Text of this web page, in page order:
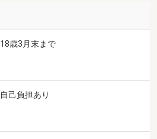
18歳3月末まで
自己負担あり